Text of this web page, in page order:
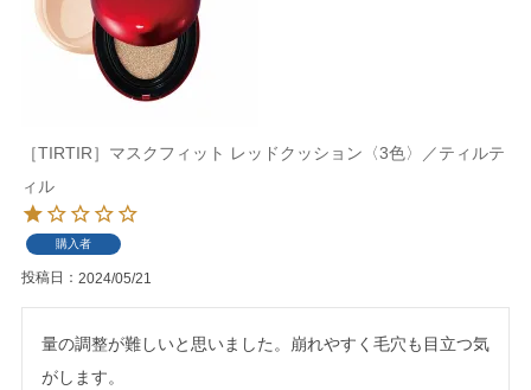
［TIRTIR］マスクフィット レッドクッション〈3色〉／ティルテ
ィル
購入者
投稿日 2024/05/21
量の調整が難しいと思いました。崩れやすく毛穴も目立つ気
がします。